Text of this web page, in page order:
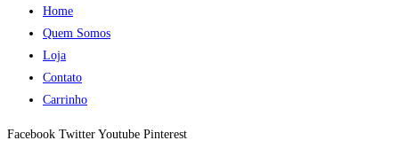
Home
Quem Somos
Loja
Contato
Carrinho
Facebook Twitter Youtube Pinterest